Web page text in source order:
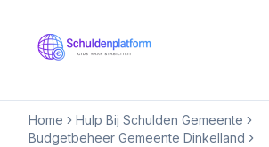
Home
Hulp Bij Schulden Gemeente
Budgetbeheer Gemeente Dinkelland